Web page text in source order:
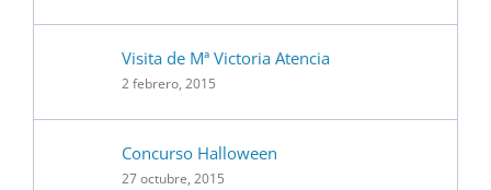
Visita de Mª Victoria Atencia
2 febrero, 2015
Concurso Halloween
27 octubre, 2015